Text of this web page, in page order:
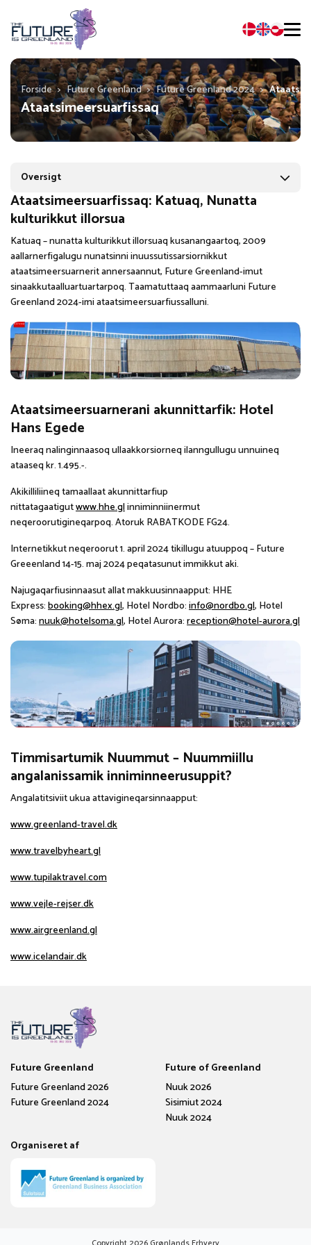
Forside > Future Greenland > Future Greenland 2024 >
Ataatsimeersuarfissaq
Oversigt
Ataatsimeersuarfissaq: Katuaq, Nunatta
kulturikkut illorsua
Katuaq – nunatta kulturikkut illorsuaq kusanangaartoq, 2009
aallarnerfigalugu nunatsinni inuussutissarsiornikkut
ataatsimeersuarnerit annersaannut, Future Greenland-imut
sinaakkutaalluartuartarpoq. Taamatuttaaq aammaarluni Future
Greenland 2024-imi ataatsimeersuarfiussalluni.
Ataatsimeersuarnerani akunnittarfik: Hotel
Hans Egede
Ineeraq nalinginnaasoq ullaakkorsiorneq ilanngullugu unnuineq
ataaseq kr. 1.495.-.
Akikilliliineq tamaallaat akunnittarfiup
nittatagaatigutwww.hhe.glinniminniinermut
neqeroorutigineqarpoq. Atoruk RABATKODE FG24.
Internetikkut neqeroorut 1. april 2024 tikillugu atuuppoq – Future
Greeenland 14-15. maj 2024 peqatasunut immikkut aki.
Najugaqarfiusinnaasut allat makkuusinnaapput: HHE
Express:booking@hhex.gl, Hotel Nordbo:info@nordbo.gl, Hotel
Søma:nuuk@hotelsoma.gl, Hotel Aurora:reception@hotel-aurora.gl
Timmisartumik Nuummut – Nuummiillu
angalanissamik inniminneerusuppit?
Angalatitsiviit ukua attavigineqarsinnaapput:
www.greenland-travel.dk
www.travelbyheart.gl
www.tupilaktravel.com
www.vejle-rejser.dk
www.airgreenland.gl
www.icelandair.dk
Future Greenland
Future Greenland 2026
Future Greenland 2024
Future of Greenland
Nuuk 2026
Sisimiut 2024
Nuuk 2024
Organiseret af